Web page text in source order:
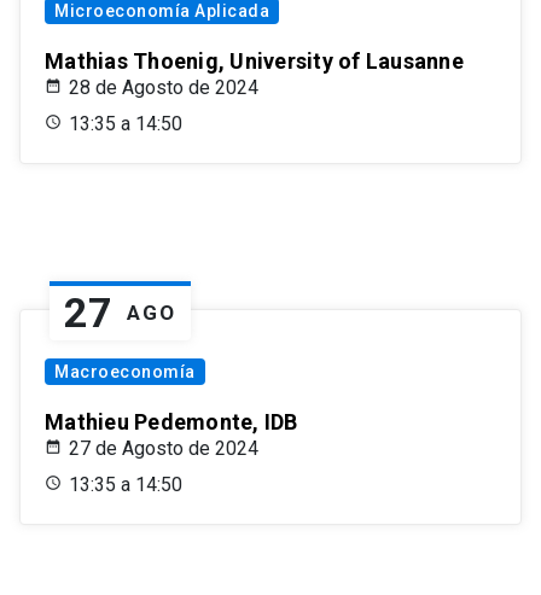
Microeconomía Aplicada
Mathias Thoenig, University of Lausanne
28 de Agosto de 2024
13:35 a 14:50
27 AGO
Macroeconomía
Mathieu Pedemonte, IDB
27 de Agosto de 2024
13:35 a 14:50